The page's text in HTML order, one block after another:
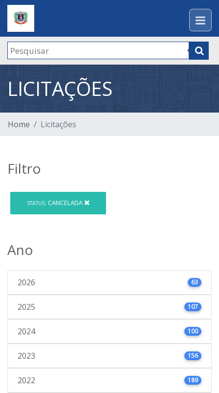
LICITAÇÕES
Home Licitações
Filtro
STATUS: CANCELADA
Ano
2026 63
2025 107
2024 100
2023 156
2022 189